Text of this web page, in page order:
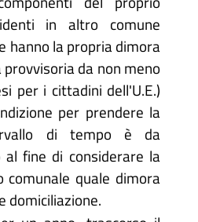
in altro comune
hanno la propria dimora
da non meno
per i cittadini dell'U.E.)
per prendere la
di tempo è da
fine di considerare la
quale dimora
domiciliazione.